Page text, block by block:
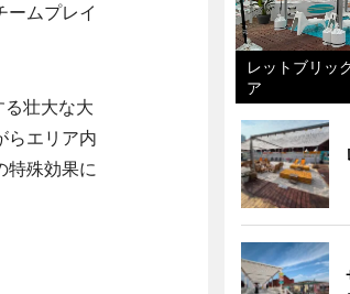
ームプレイ
壮大な大
らエリア内
特殊効果に
レットブリッ
ア